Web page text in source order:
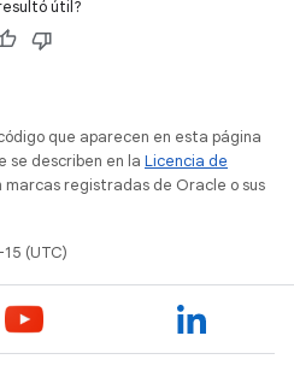
útil?
que aparecen en esta página
se describen en la Licencia de
marcas registradas de Oracle o sus
(UTC)